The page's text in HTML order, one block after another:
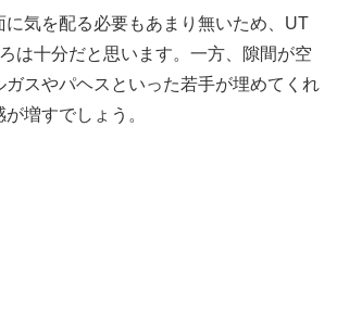
に気を配る必要もあまり無いため、UT
は十分だと思います。一方、隙間が空
ガスやパヘスといった若手が埋めてくれ
増すでしょう。